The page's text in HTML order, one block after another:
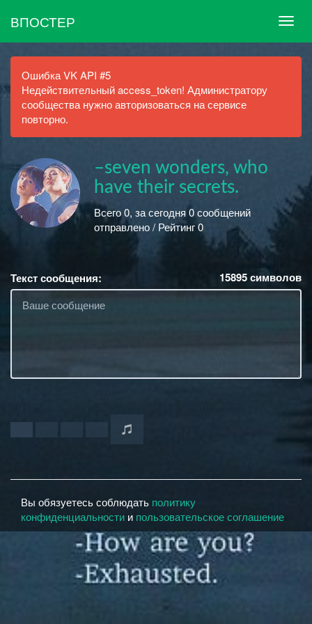
ВПОСТЕР
Ошибка VK API #5
Недействительный access_token! Администратору
сообщества нужно авторизоваться на сервисе
повторно.
–seven wonders, who
have their secrets.
Всего 0, за сегодня 0 сообщений
отправлено / Рейтинг 0
Текст сообщения: 15895символов
Вы обязуетесь соблюдать политику
конфиденциальности и пользовательское соглашение